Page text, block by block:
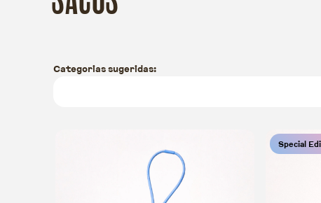
Categorias sugeridas:
Special